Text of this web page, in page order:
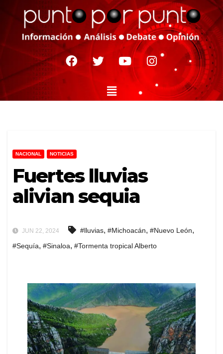
NACIONAL NOTICIAS
Fuertes lluvias
alivian sequia
JUN 22, 2024 #lluvias, #Michoacán, #Nuevo León,
#Sequía, #Sinaloa, #Tormenta tropical Alberto